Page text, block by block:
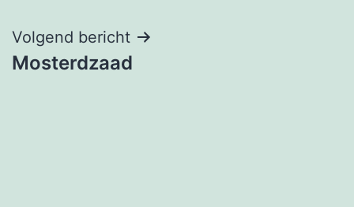
Volgend bericht
Mosterdzaad